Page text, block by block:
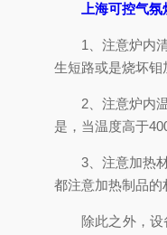
上海可控气氛
1、注意炉内清
生短路或是烧坏钼
2、注意炉内温
是，当温度高于
3、注意加热材
都注意加热制品的
除此之外，设备